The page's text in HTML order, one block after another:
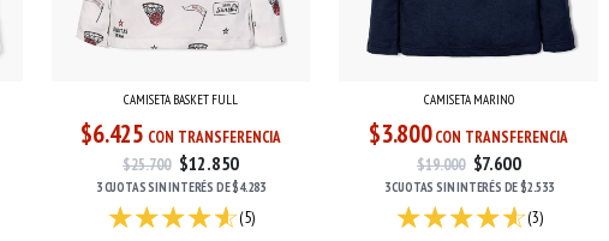
CAMISETA BASKET FULL
$6.425 CON TRANSFERENCIA
$25.700 $12.850
3 CUOTASSIN INTERÉS DE$4.283
(5)
CAMISETA MARINO
$3.800 CON TRANSFERENCIA
$19.000 $7.600
3 CUOTAS SIN INTERÉS DE$2.533
(3)